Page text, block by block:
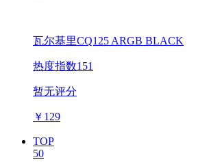
瓦尔基里CQ125 ARGB BLACK
热度指数151
暂无评分
￥ 129
TOP
50